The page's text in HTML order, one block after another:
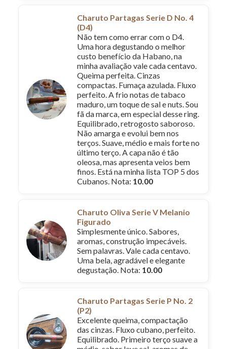
Charuto Partagas Serie D No. 4
(D4)
Não tem como errar com o D4.
Uma hora degustando o melhor
custo benefício da Habano, na
minha avaliação vale cada centavo.
Queima perfeita. Cinzas
compactas. Fumaça azulada. Fluxo
perfeito. A frio notas de tabaco
maduro, um toque de sal e nuts. Sou
fã da marca, em especial desse ring.
Equilibrado, retrogosto saboroso.
Não amarga e evolui bem nos
terços. Suave, médio e mais forte no
último terço. A capa não é tão
oleosa, mas apresenta veios bem
finos. Está na minha lista TOP 5 dos
Cubanos. Nota: 10.00
Charuto Oliva Serie V Melanio
Figurado
Simplesmente único. Sabores,
aromas, construção impecáveis.
Sem palavras. Vale cada centavo.
Uma bela, agradável e elegante
degustação. Nota: 10.00
Charuto Partagas Serie P No. 2
(P2)
Excelente queima, compactação
das cinzas. Fluxo cubano, perfeito.
Equilibrado. Primeiro terço suave a